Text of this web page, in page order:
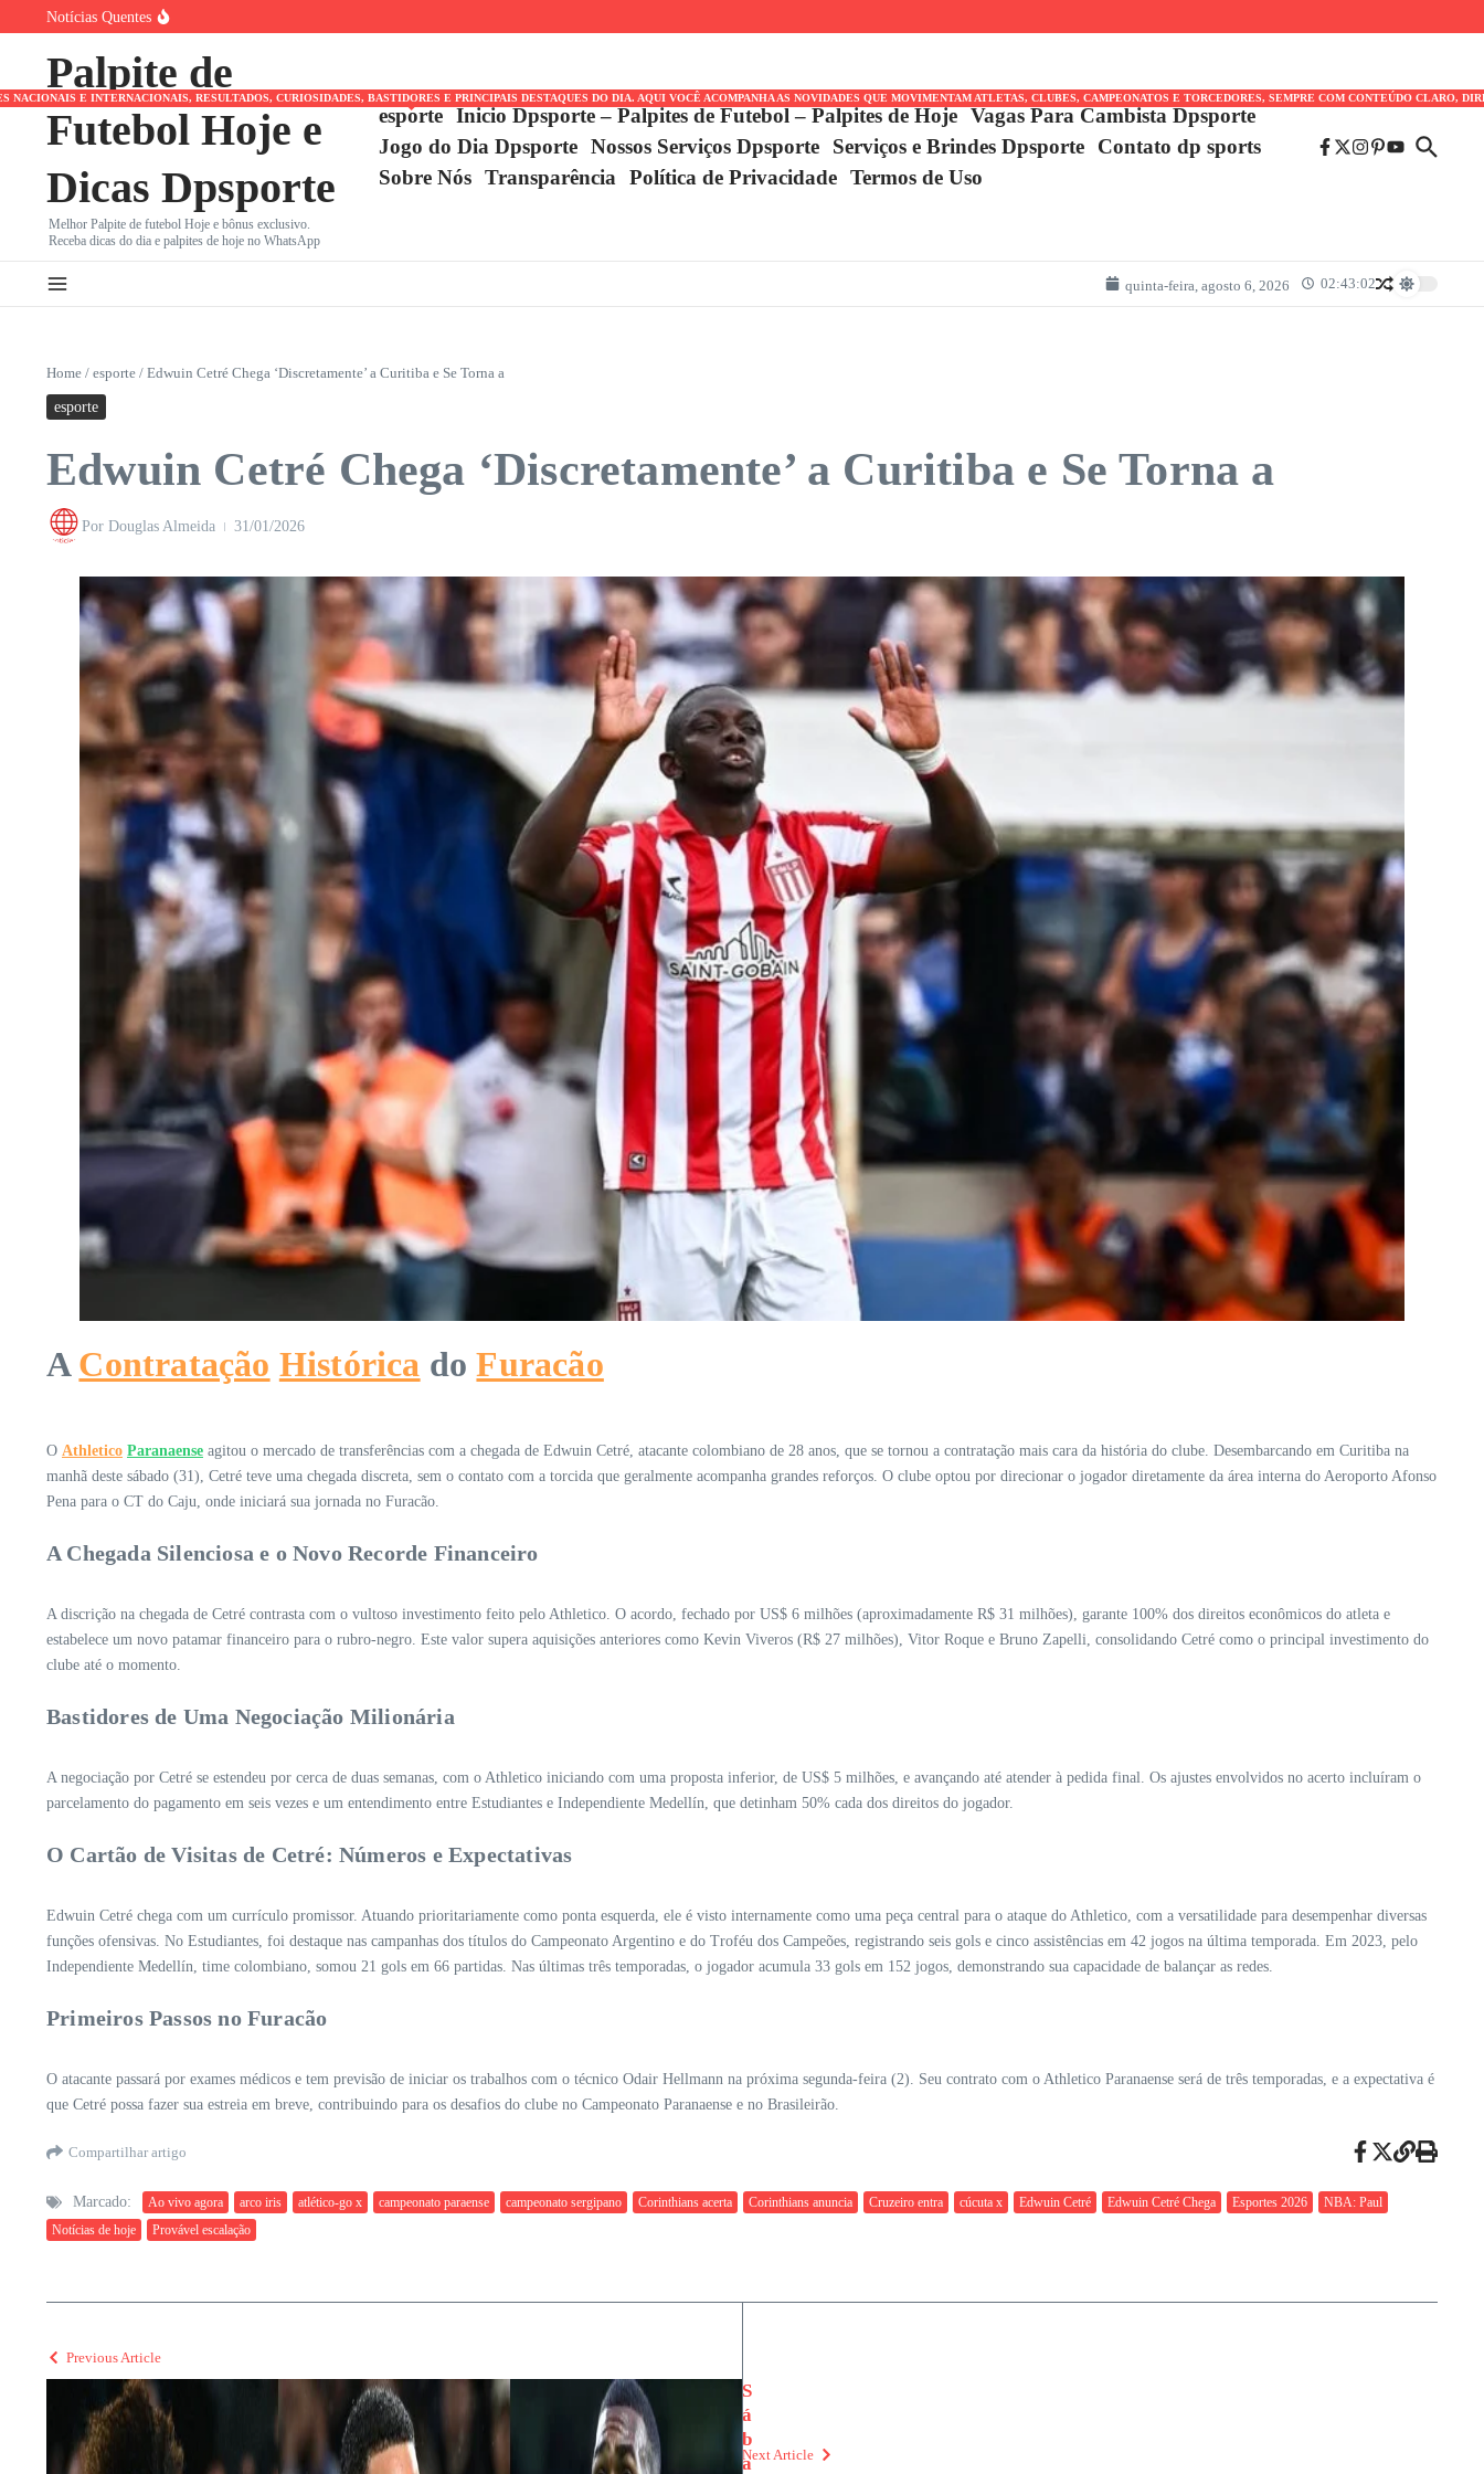
Ir para o conteúdo
Notícias Quentes
Benfica e Besiktas em Destaque: Gigantes Europeus Iniciam Caminhada na
Vini Jr. Apaga Tudo do Instagram e Recusa Proposta do
Palpite de
Futebol Hoje e
Dicas Dpsporte
Melhor Palpite de futebol Hoje e bônus exclusivo.
Receba dicas do dia e palpites de hoje no WhatsApp
esporte
E INTERNACIONAIS, RESULTADOS, CURIOSIDADES, BASTIDORES E PRINCIPAIS DESTAQUES DO DIA. AQUI VOCÊ ACOMPANHA AS NOVIDADES QUE MOVIMENTAM ATLETAS, CLUBES, CAMPEONATOS E TORCEDORES, SEMPRE COM CONTEÚDO CLARO,
Inicio Dpsporte – Palpites de Futebol – Palpites de Hoje Vagas Para Cambista Dpsporte
Jogo do Dia Dpsporte Nossos Serviços Dpsporte Serviços e Brindes Dpsporte
Contato dp sports
Sobre Nós Transparência Política de Privacidade Termos de Uso
quinta-feira, agosto 6, 2026 02:43:02
Home / esporte / Edwuin Cetré Chega ‘Discretamente’ a Curitiba e Se Torna a
esporte
Edwuin Cetré Chega ‘Discretamente’ a Curitiba e Se Torna a
Por Douglas Almeida 31/01/2026
AContratação Histórica doFuracão
O Athletico Paranaense agitou o mercado de transferências com a chegada de Edwuin Cetré, atacante colombiano de 28 anos, que se tornou a contratação mais cara da história do clube. Desembarcando em Curitiba na
manhã deste sábado (31), Cetré teve uma chegada discreta, sem o contato com a torcida que geralmente acompanha grandes reforços. O clube optou por direcionar o jogador diretamente da área interna do Aeroporto Afonso
Pena para o CT do Caju, onde iniciará sua jornada no Furacão.
A Chegada Silenciosa e o Novo Recorde Financeiro
A discrição na chegada de Cetré contrasta com o vultoso investimento feito pelo Athletico. O acordo, fechado por US$ 6 milhões (aproximadamente R$ 31 milhões), garante 100% dos direitos econômicos do atleta e
estabelece um novo patamar financeiro para o rubro-negro. Este valor supera aquisições anteriores como Kevin Viveros (R$ 27 milhões), Vitor Roque e Bruno Zapelli, consolidando Cetré como o principal investimento do
clube até o momento.
Bastidores de Uma Negociação Milionária
A negociação por Cetré se estendeu por cerca de duas semanas, com o Athletico iniciando com uma proposta inferior, de US$ 5 milhões, e avançando até atender à pedida final. Os ajustes envolvidos no acerto incluíram o
parcelamento do pagamento em seis vezes e um entendimento entre Estudiantes e Independiente Medellín, que detinham 50% cada dos direitos do jogador.
O Cartão de Visitas de Cetré: Números e Expectativas
Edwuin Cetré chega com um currículo promissor. Atuando prioritariamente como ponta esquerda, ele é visto internamente como uma peça central para o ataque do Athletico, com a versatilidade para desempenhar diversas
funções ofensivas. No Estudiantes, foi destaque nas campanhas dos títulos do Campeonato Argentino e do Troféu dos Campeões, registrando seis gols e cinco assistências em 42 jogos na última temporada. Em 2023, pelo
Independiente Medellín, time colombiano, somou 21 gols em 66 partidas. Nas últimas três temporadas, o jogador acumula 33 gols em 152 jogos, demonstrando sua capacidade de balançar as redes.
Primeiros Passos no Furacão
O atacante passará por exames médicos e tem previsão de iniciar os trabalhos com o técnico Odair Hellmann na próxima segunda-feira (2). Seu contrato com o Athletico Paranaense será de três temporadas, e a expectativa é
que Cetré possa fazer sua estreia em breve, contribuindo para os desafios do clube no Campeonato Paranaense e no Brasileirão.
Compartilhar artigo
Marcado: Ao vivo agora arco iris atlético-go x campeonato paraense campeonato sergipano Corinthians acerta Corinthians anuncia Cruzeiro entra cúcuta x Edwuin Cetré Edwuin Cetré Chega Esportes 2026
NBA: Paul
Notícias de hoje
Provável escalação
Previous Article
S
á
b
a
Next Article